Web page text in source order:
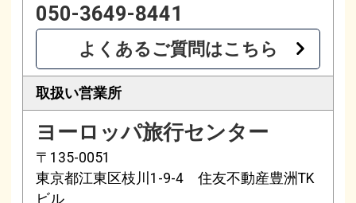
050-3649-8441
よくあるご質問はこちら
取扱い営業所
ヨーロッパ旅行センター
〒135-0051
東京都江東区枝川1-9-4 住友不動産豊洲TK
ビル